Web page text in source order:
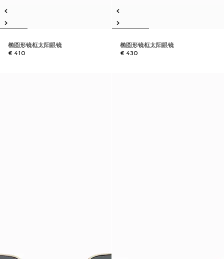
椭圆形镜框太阳眼镜
€ 410
椭圆形镜框太阳眼镜
€ 430